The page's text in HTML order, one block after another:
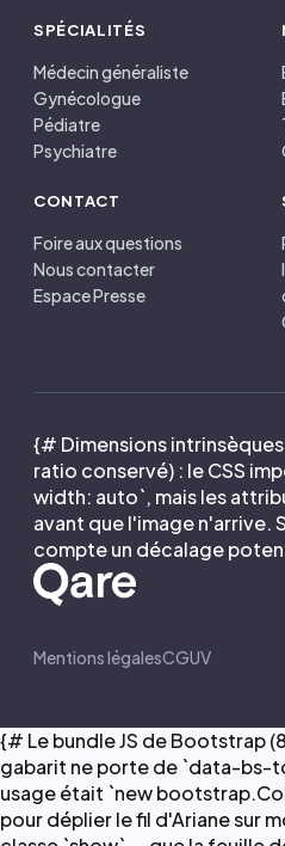
SPÉCIALITÉS
Médecin généraliste
Gynécologue
Pédiatre
Psychiatre
CONTACT
Foire aux questions
Nous contacter
Espace Presse
{# Dimensions intrinsèques
ratio conservé) : le CSS
width: auto`, mais les
avant que l'image n'arrive.
compte un décalage
Mentions légalesCGUV
{# Le bundle JS de Bootstrap
gabarit ne porte de `data-bs-
usage était `new
pour déplier le fil d'Ariane sur